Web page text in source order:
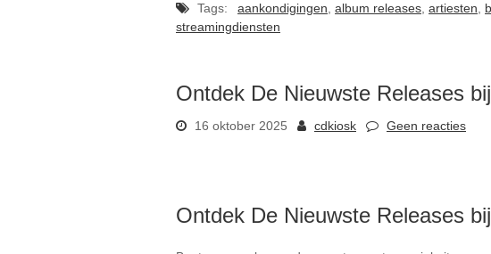
Tags:
aankondigingen album releases artiesten
streamingdiensten
Ontdek De Nieuwste Releases
16 oktober 2025 cdkiosk Geen reacties
Ontdek De Nieuwste Releases